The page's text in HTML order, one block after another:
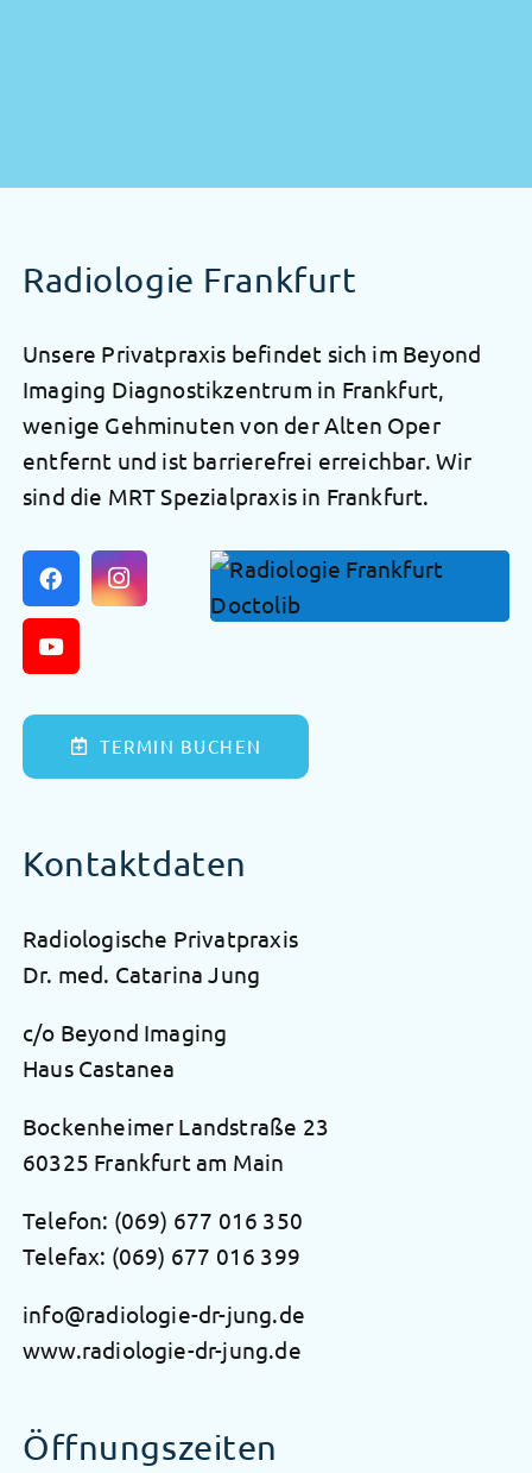
Radiologie Frankfurt
Unsere Privatpraxis befindet sich im Beyond
Imaging Diagnostikzentrum in Frankfurt,
wenige Gehminuten von der Alten Oper
entfernt und ist barrierefrei erreichbar. Wir
sind die MRT Spezialpraxis in Frankfurt.
TERMIN BUCHEN
Kontaktdaten
Radiologische Privatpraxis
Dr. med. Catarina Jung
c/o Beyond Imaging
Haus Castanea
Bockenheimer Landstraße 23
60325 Frankfurt am Main
Telefon: (069) 677 016 350
Telefax: (069) 677 016 399
info@radiologie-dr-jung.de
www.radiologie-dr-jung.de
Öffnungszeiten